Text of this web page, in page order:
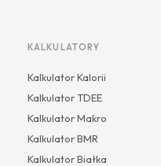
KALKULATORY
Kalkulator Kalorii
Kalkulator TDEE
Kalkulator Makro
Kalkulator BMR
Kalkulator Białka